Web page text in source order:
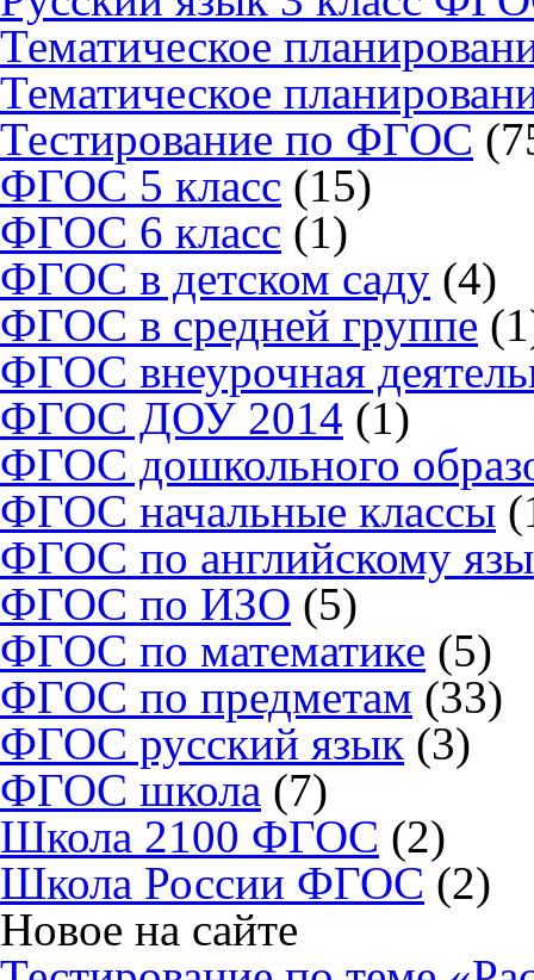
Тематическое
Тематическое
Тестирование по ФГОС
ФГОС 5 класс (15)
ФГОС 6 класс (1)
ФГОС в детском саду (4)
ФГОС в средней группе
ФГОС внеурочная
ФГОС ДОУ 2014 (1)
ФГОС дошкольного
ФГОС начальные классы
ФГОС по английскому
ФГОС по ИЗО (5)
ФГОС по математике (5)
ФГОС по предметам (33)
ФГОС русский язык (3)
ФГОС школа (7)
Школа 2100 ФГОС (2)
Школа России ФГОС (2)
Новое на сайте